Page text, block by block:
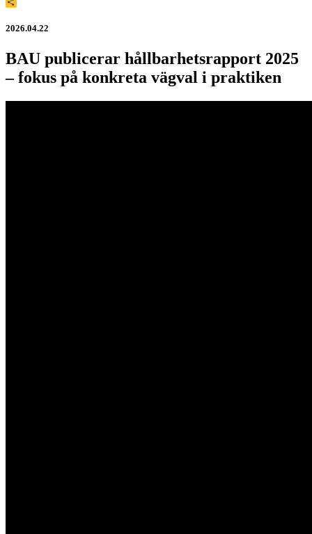
2026.04.22
BAU publicerar hållbarhetsrapport 2025
– fokus på konkreta vägval i praktiken